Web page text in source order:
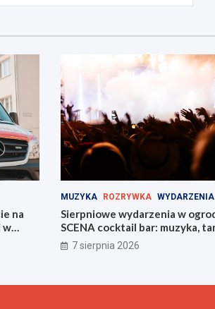
na
w
MUZYKA ROZRYWKA WYDARZENIA
Sierpniowe wydarzenia w
SCENA cocktail bar: muzyka,
na świeżym powietrzu
7 sierpnia 2026